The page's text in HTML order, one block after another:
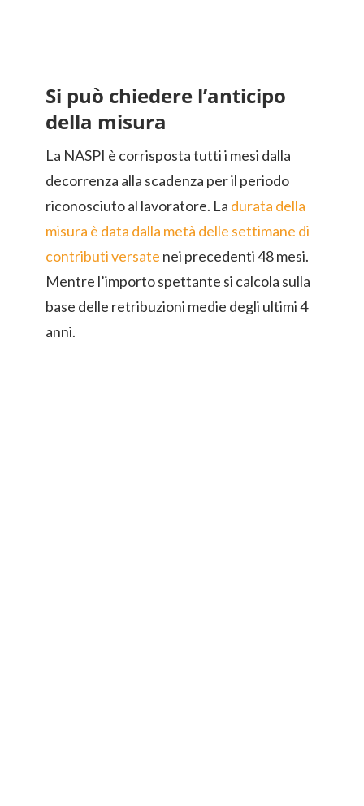
Si può chiedere l’anticipo
della misura
La NASPI è corrisposta tutti i mesi dalla
decorrenza alla scadenza per il periodo
riconosciuto al lavoratore. La durata della
misura è data dalla metà delle settimane di
contributi versate nei precedenti 48 mesi.
Mentre l’importo spettante si calcola sulla
base delle retribuzioni medie degli ultimi 4
anni.